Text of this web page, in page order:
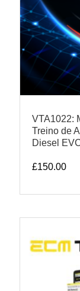
VTA1022:
Treino de
Diesel
£150.00